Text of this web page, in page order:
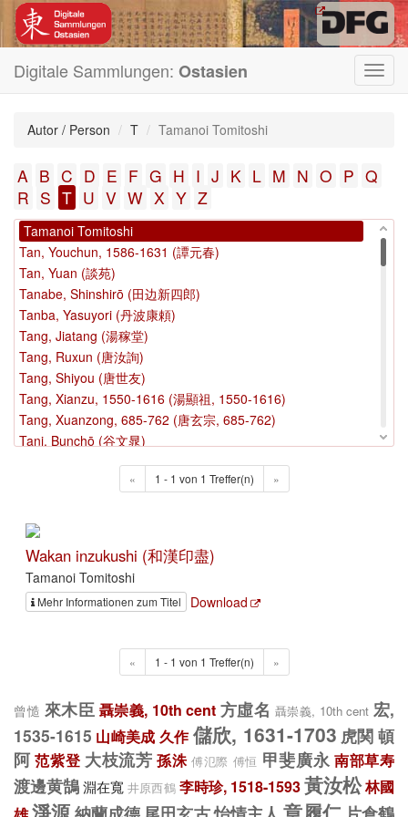
Digitale Sammlungen: Ostasien
Autor / Person T Tamanoi Tomitoshi
A B C D E F G H I J K L M N O P Q
R S T U V W X Y Z
Takebe Ryōtai
Takeda, Sadanao (竹田定直)
Takejo (武女)
Takemoto, Tōtōan (武元景文)
Takeuchi, Kakusai (武内确斎)
Taki, Motohiro
Taki Motohiro
Takizawa, Bakin (滝沢馬琴)
Tamanoi Tomitoshi
Tan, Youchun, 1586-1631 (譚元春)
Tan, Yuan (談苑)
Tanabe, Shinshirō (田边新四郎)
Tanba, Yasuyori (丹波康頼)
Tang, Jiatang (湯稼堂)
Tang, Ruxun (唐汝詢)
Tang, Shiyou (唐世友)
Tang, Xianzu, 1550-1616 (湯顯祖, 1550-1616)
Tang, Xuanzong, 685-762 (唐玄宗, 685-762)
Tani, Bunchō (谷文晁)
Tani, Sogai (谷素外)
Tao, Qian, 372-427 (陶潛, 372-427)
Tatsuno, Shunsetsu (立野春節)
Tayama Takanori (田山敬儀)
Tegara no Okamochi
Tejima, Toan (手島堵庵)
Ten'in, Ryūtaku 1422-1500, Ryōtaku (天阴龍澤)
Terentius, Johannes (鄧玉函)
Thomas, Antoine
Thomas, Antoine, 1644-1709
Tian, Wenjing, 1662-1732 (田文鏡)
Tian Wenjing (田文鏡)
Togan
« 1 - 1 von 1 Treffer(n) »
Wakan inzukushi (和漢印盡)
Tamanoi Tomitoshi
Mehr Informationen zum Titel Download
« 1 - 1 von 1 Treffer(n) »
曾慥 來木臣 聶崇義, 10th cent 方虛名 聶崇義, 10th cent 宏,
1535-1615 山崎美成 久作儲欣, 1631-1703 虎関 頓
阿 范紫登 大枝流芳 孫洙 傅氾際 傅恒 甲斐廣永 南部草寿
渡邊黄鵠淵在寬 井原西鶴 李時珍, 1518-1593黃汝松林國